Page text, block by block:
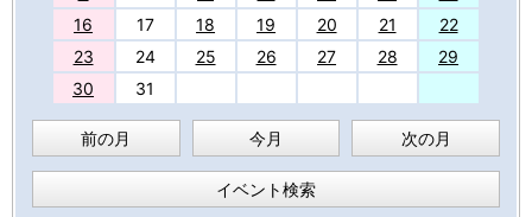
16
17 18 19 20 21
22
23
24 25 26 27 28
29
30
31
前の月 今月 次の月
イベント検索